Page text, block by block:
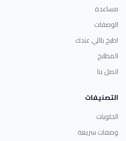
مساعدة
الوصفات
اطبخ باللي عندك
المطابخ
اتصل بنا
التصنيفات
الحلويات
وصفات سريعة